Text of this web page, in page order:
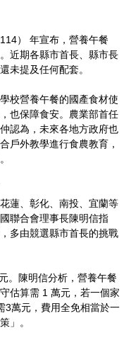
） 年宣布，營養午餐
近期各縣市首長、縣市長
未提及任何配套。
校營養午餐的國產食材使
也保障食安。農業部首任
認為，未來各地方政府也
戶外教學進行食農教育，
蓮、彰化、南投、宜蘭等
聯合會理事長陳明信指
多由競選縣市首長的挑戰
。陳明信分析，營養午餐
估算需 1 萬元，若一個家
3萬元，費用全免相當於一
」。